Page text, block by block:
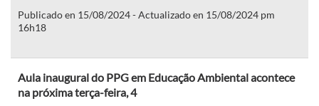
Publicado en 15/08/2024 - Actualizado en 15/08/2024 pm
16h18
Aula inaugural do PPG em Educação Ambiental acontece
na próxima terça-feira, 4